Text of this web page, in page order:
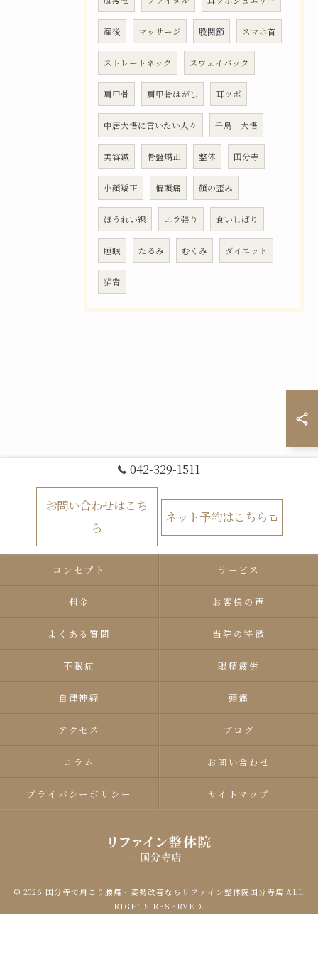
産後 マッサージ 股関節 スマホ首
ストレートネック スウェイバック
肩甲骨 肩甲骨はがし 耳ツボ
中居大悟に言いたい人々 千鳥 大悟
美容鍼 骨盤矯正 整体 国分寺
小顔矯正 偏頭痛 顔の歪み
ほうれい線 エラ張り 食いしばり
睡眠 たるみ むくみ ダイエット
猫背
042-329-1511
お問い合わせはこち
ら
ネット予約はこちら
コンセプト サービス
料金 お客様の声
よくある質問 当院の特徴
不眠症 眼精疲労
自律神経 頭痛
アクセス ブログ
コラム お問い合わせ
プライバシーポリシー サイトマップ
© 2026 国分寺で肩こり腰痛・姿勢改善ならリファイン整体院国分寺店 ALL
RIGHTS RESERVED.